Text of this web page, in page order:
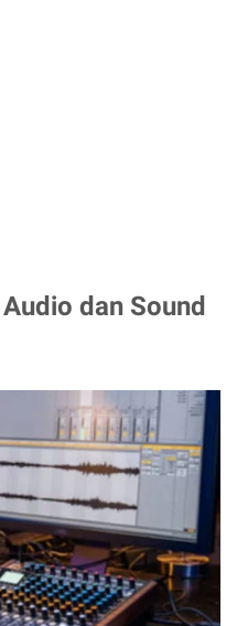
dan Sound